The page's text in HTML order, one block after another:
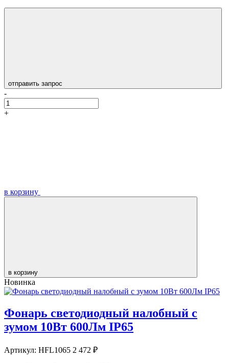
отправить запрос
-
+
в корзину
в корзину
Новинка
Фонарь светодиодный налобный с
зумом 10Вт 600Лм IP65
Артикул: HFL1065 2 472 ₽